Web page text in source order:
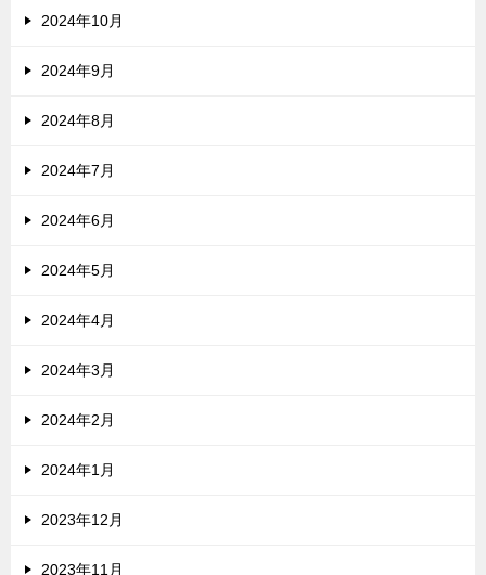
2024年10月
2024年9月
2024年8月
2024年7月
2024年6月
2024年5月
2024年4月
2024年3月
2024年2月
2024年1月
2023年12月
2023年11月